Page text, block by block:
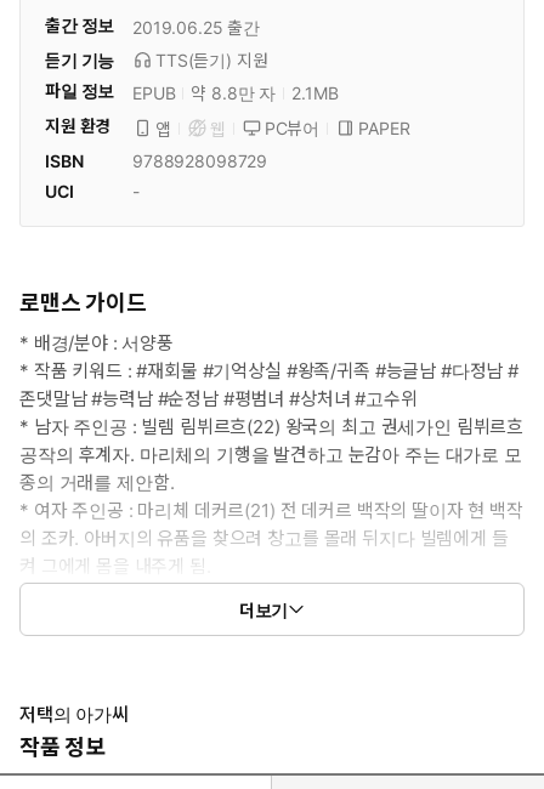
출간 정보 2019.06.25 출간
듣기 기능
TTS(듣기) 지원
파일 정보
EPUB 약 8.8만 자
2.1MB
지원 환경
앱 웹 PC뷰어
PAPER
ISBN
9788928098729
UCI
-
로맨스 가이드
* 배경/분야 : 서양풍
* 작품 키워드 : #재회물 #기억상실 #왕족/귀족 #능글남 #다정남 #
존댓말남 #능력남 #순정남 #평범녀 #상처녀 #고수위
* 남자 주인공 : 빌렘 림뷔르흐(22) 왕국의 최고 권세가인 림뷔르흐
공작의 후계자. 마리체의 기행을 발견하고 눈감아 주는 대가로 모
종의 거래를 제안함.
* 여자 주인공 : 마리체 데커르(21) 전 데커르 백작의 딸이자 현 백작
의 조카. 아버지의 유품을 찾으려 창고를 몰래 뒤지다 빌렘에게 들
켜 그에게 몸을 내주게 됨.
* 이럴 때 보세요 : 밤일이 끝내주는 다정남을 보고 싶을 때
* 공감 글귀: “아, 주신 것을 가져 보겠다고 했습니다. 아주 잘.”
더보기
저택의 아가씨
작품 정보